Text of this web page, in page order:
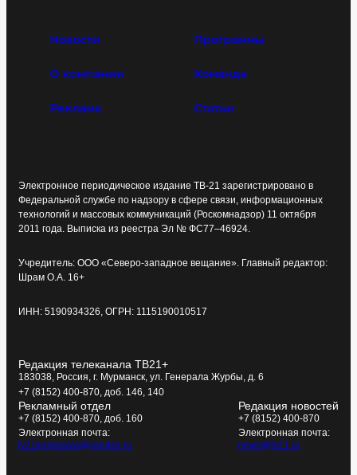
Новости Программы
О компании Команда
Реклама Статьи
Электронное периодическое издание ТВ-21 зарегистрировано в
Федеральной службе по надзору в сфере связи, информационных
технологий и массовых коммуникаций (Роскомнадзор) 11 октября
2011 года. Выписка из реестра Эл № ФС77–46924.
Учредитель: ООО «Северо-западное вещание». Главный редактор:
Шрам О.А. 16+
ИНН: 5190934326, ОГРН: 1115190010517
Редакция телеканала ТВ21+
183038, Россия, г. Мурманск, ул. Генерала Журбы, д. 6
+7 (8152) 400-870, доб. 146, 140
Рекламный отдел
+7 (8152) 400-870, доб. 160
Электронная почта:
tv21kompania@yandex.ru
Редакция новостей
+7 (8152) 400-870
Электронная почта:
news@tv21.ru